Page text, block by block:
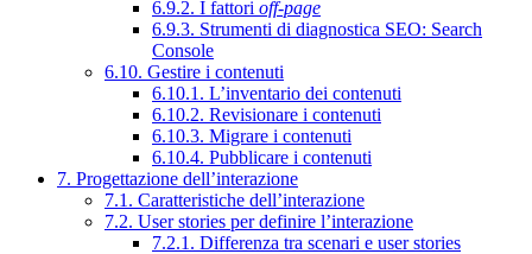
6.9.2. I fattori off-page
6.9.3. Strumenti di diagnostica SEO: Search
Console
6.10. Gestire i contenuti
6.10.1. L’inventario dei contenuti
6.10.2. Revisionare i contenuti
6.10.3. Migrare i contenuti
6.10.4. Pubblicare i contenuti
7. Progettazione dell’interazione
7.1. Caratteristiche dell’interazione
7.2. User stories per definire l’interazione
7.2.1. Differenza tra scenari e user stories